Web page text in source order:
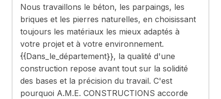
Nous travaillons le béton, les parpaings, les
briques et les pierres naturelles, en choisissant
toujours les matériaux les mieux adaptés à
votre projet et à votre environnement.
{{Dans_le_département}}, la qualité d'une
construction repose avant tout sur la solidité
des bases et la précision du travail. C'est
pourquoi A.M.E. CONSTRUCTIONS accorde